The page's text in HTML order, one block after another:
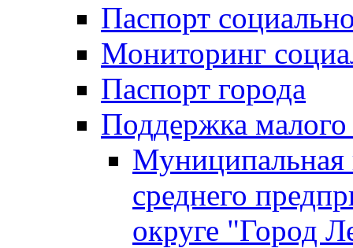
Паспорт
Мониторинг
Паспорт города
Поддержка малого
Муниципальная
среднего
округе "Город